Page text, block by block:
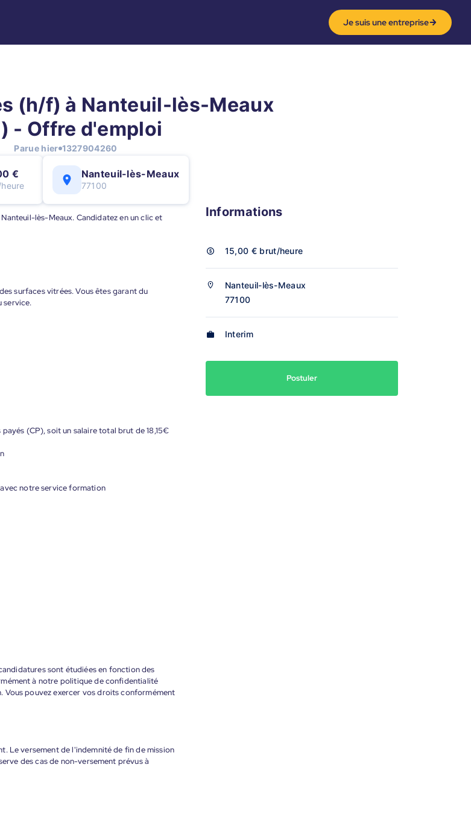
Je suis une entreprise
(h/f) à Nanteuil-lès-Meaux
- Offre d'emploi
Parue hier 1327904260
€ Nanteuil-lès-Meaux
77100
lès-Meaux. Candidatez en un clic et
surfaces vitrées. Vous êtes garant du
service.
(CP), soit un salaire total brut de 18,15€
notre service formation
sont étudiées en fonction des
à notre politique de confidentialité
Vous pouvez exercer vos droits conformément
Le versement de l'indemnité de fin de mission
des cas de non-versement prévus à
Informations
15,00 € brut/heure
Nanteuil-lès-Meaux
77100
Interim
Postuler